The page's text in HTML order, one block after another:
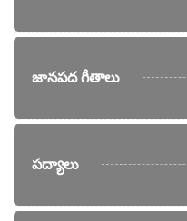
జానపద గీతాలు
పద్యాలు